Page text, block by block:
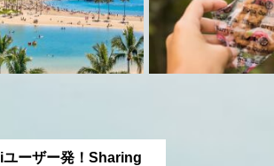
ユーザー発！Sharing